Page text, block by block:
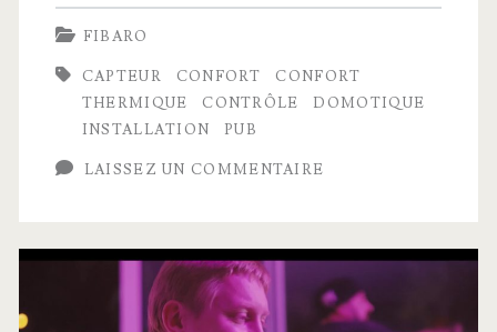
FIBARO
CAPTEUR CONFORT
CONFORT
THERMIQUE
CONTRÔLE
DOMOTIQUE
INSTALLATION
PUB
LAISSEZ UN COMMENTAIRE